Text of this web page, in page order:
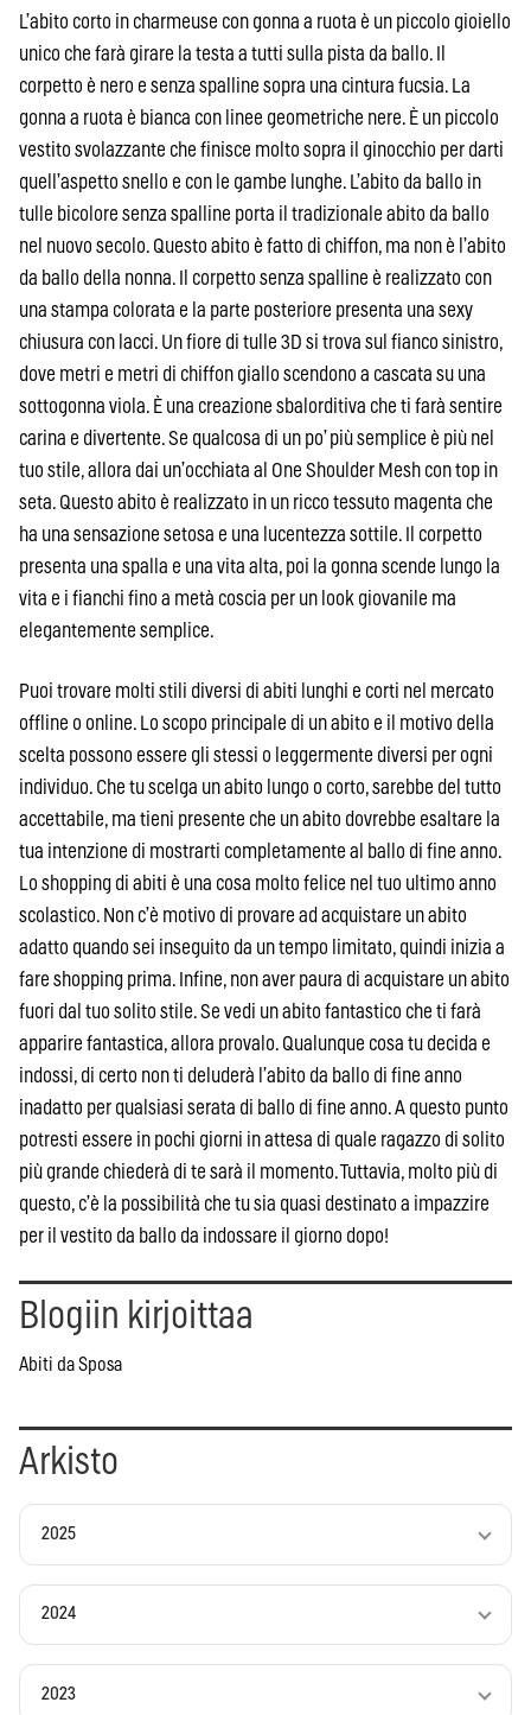
L’abito corto in charmeuse con gonna a ruota è un piccolo gioiello
unico che farà girare la testa a tutti sulla pista da ballo. Il
corpetto è nero e senza spalline sopra una cintura fucsia. La
gonna a ruota è bianca con linee geometriche nere. È un piccolo
vestito svolazzante che finisce molto sopra il ginocchio per darti
quell’aspetto snello e con le gambe lunghe. L’abito da ballo in
tulle bicolore senza spalline porta il tradizionale abito da ballo
nel nuovo secolo. Questo abito è fatto di chiffon, ma non è l’abito
da ballo della nonna. Il corpetto senza spalline è realizzato con
una stampa colorata e la parte posteriore presenta una sexy
chiusura con lacci. Un fiore di tulle 3D si trova sul fianco sinistro,
dove metri e metri di chiffon giallo scendono a cascata su una
sottogonna viola. È una creazione sbalorditiva che ti farà sentire
carina e divertente. Se qualcosa di un po’ più semplice è più nel
tuo stile, allora dai un’occhiata al One Shoulder Mesh con top in
seta. Questo abito è realizzato in un ricco tessuto magenta che
ha una sensazione setosa e una lucentezza sottile. Il corpetto
presenta una spalla e una vita alta, poi la gonna scende lungo la
vita e i fianchi fino a metà coscia per un look giovanile ma
elegantemente semplice.
Puoi trovare molti stili diversi di abiti lunghi e corti nel mercato
offline o online. Lo scopo principale di un abito e il motivo della
scelta possono essere gli stessi o leggermente diversi per ogni
individuo. Che tu scelga un abito lungo o corto, sarebbe del tutto
accettabile, ma tieni presente che un abito dovrebbe esaltare la
tua intenzione di mostrarti completamente al ballo di fine anno.
Lo shopping di abiti è una cosa molto felice nel tuo ultimo anno
scolastico. Non c’è motivo di provare ad acquistare un abito
adatto quando sei inseguito da un tempo limitato, quindi inizia a
fare shopping prima. Infine, non aver paura di acquistare un abito
fuori dal tuo solito stile. Se vedi un abito fantastico che ti farà
apparire fantastica, allora provalo. Qualunque cosa tu decida e
indossi, di certo non ti deluderà l’abito da ballo di fine anno
inadatto per qualsiasi serata di ballo di fine anno. A questo punto
potresti essere in pochi giorni in attesa di quale ragazzo di solito
più grande chiederà di te sarà il momento. Tuttavia, molto più di
questo, c’è la possibilità che tu sia quasi destinato a impazzire
per il vestito da ballo da indossare il giorno dopo!
Blogiin kirjoittaa
Abiti da Sposa
Arkisto
2025
2024
2023